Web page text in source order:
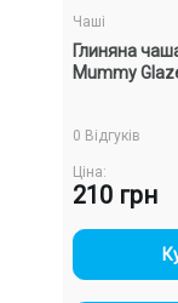
Чаші
Глиняна
Mummy
0 Відгуків
Ціна:
210 грн
-